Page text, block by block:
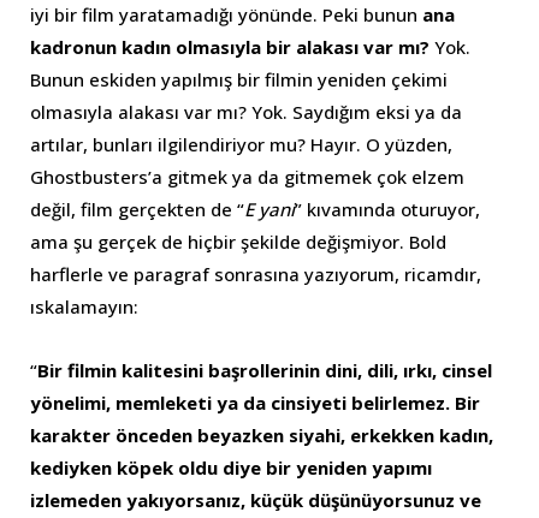
iyi bir film yaratamadığı yönünde. Peki bunun ana
kadronun kadın olmasıyla bir alakası var mı? Yok.
Bunun eskiden yapılmış bir filmin yeniden çekimi
olmasıyla alakası var mı? Yok. Saydığım eksi ya da
artılar, bunları ilgilendiriyor mu? Hayır. O yüzden,
Ghostbusters’a gitmek ya da gitmemek çok elzem
değil, film gerçekten de “E yani” kıvamında oturuyor,
ama şu gerçek de hiçbir şekilde değişmiyor. Bold
harflerle ve paragraf sonrasına yazıyorum, ricamdır,
ıskalamayın:
“Bir filmin kalitesini başrollerinin dini, dili, ırkı, cinsel
yönelimi, memleketi ya da cinsiyeti belirlemez. Bir
karakter önceden beyazken siyahi, erkekken kadın,
kediyken köpek oldu diye bir yeniden yapımı
izlemeden yakıyorsanız, küçük düşünüyorsunuz ve